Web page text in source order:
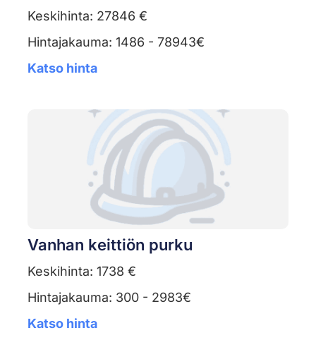
Keskihinta: 27846 €
Hintajakauma: 1486 - 78943€
Katso hinta
Vanhan keittiön purku
Keskihinta: 1738 €
Hintajakauma: 300 - 2983€
Katso hinta